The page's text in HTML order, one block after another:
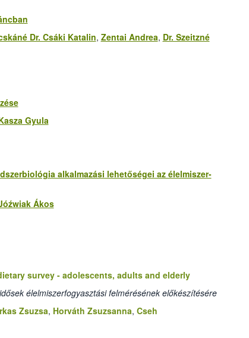
Dr. Csáki Katalin, Zentai Andrea, Dr. Szeitzné
Gyula
alkalmazási lehetőségei az élelmiszer-
Ákos
survey - adolescents, adults and elderly
élelmiszerfogyasztási felmérésének előkészítésére
Zsuzsa, Horváth Zsuzsanna, Cseh